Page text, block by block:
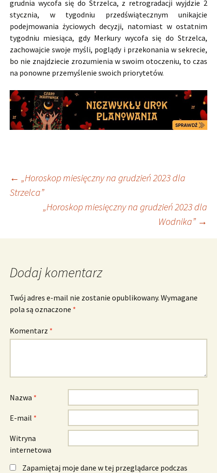
grudnia wycofa się do Strzelca, z retrogradacji wyjdzie 2
stycznia, w tygodniu przedświątecznym unikajcie
podejmowania życiowych decyzji, natomiast w ostatnim
tygodniu miesiąca, gdy Merkury wycofa się do Strzelca,
zachowajcie swoje myśli, poglądy i przekonania w sekrecie,
bo nie znajdziecie zrozumienia w swoim otoczeniu, to czas
na ponowne przemyślenie swoich priorytetów.
Nawigacja
wpisu
← „Horoskop miesięczny na grudzień 2023 dla
Strzelca”
„Horoskop miesięczny na grudzień 2023 dla
Wodnika” →
Dodaj komentarz
Twój adres e-mail nie zostanie opublikowany. Wymagane
pola są oznaczone *
Komentarz *
Nazwa *
E-mail *
Witryna
internetowa
Zapamiętaj moje dane w tej przeglądarce podczas